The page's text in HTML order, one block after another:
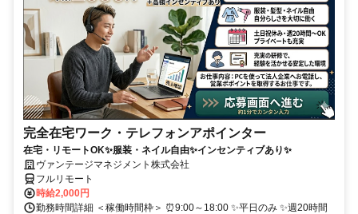
完全在宅ワーク・テレフォンアポインター
在宅・リモートOK✨服装・ネイル自由✨インセンティブあり✨
ヴァンテージマネジメント株式会社
フルリモート
時給2,000円
勤務時間詳細 ＜稼働時間枠＞ ⏰9:00～18:00 ✨平日のみ ✨週20時間